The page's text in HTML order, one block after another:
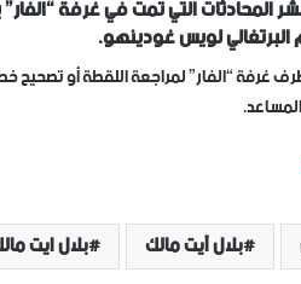
المحادثات التي تمت في غرفة
البرتغالي لويس غودينهو.
“الفار” لمراجعة اللقطة أو تصحيح
بلال آيت مالك بلال ايت